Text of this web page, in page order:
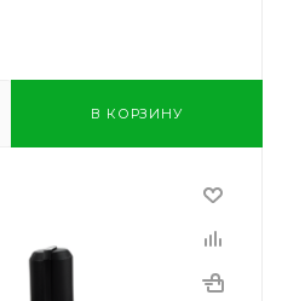
В КОРЗИНУ